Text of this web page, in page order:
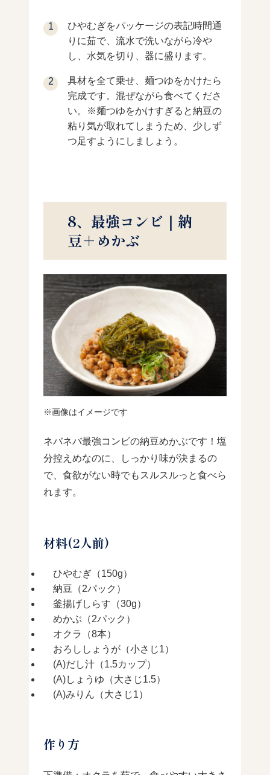
ひやむぎをパッケージの表記時間通
りに茹で、流水で洗いながら冷や
し、水気を切り、器に盛ります。
具材を全て乗せ、麺つゆをかけたら
完成です。混ぜながら食べてくださ
い。※麺つゆをかけすぎると納豆の
粘り気が取れてしまうため、少しず
つ足すようにしましょう。
8、最強コンビ｜納
豆＋めかぶ
※画像はイメージです
ネバネバ最強コンビの納豆めかぶです！塩
分控えめなのに、しっかり味が決まるの
で、食欲がない時でもスルスルっと食べら
れます。
材料(2人前)
ひやむぎ（150g）
納豆（2パック）
釜揚げしらす（30g）
めかぶ（2パック）
オクラ（8本）
おろししょうが（小さじ1）
(A)だし汁（1.5カップ）
(A)しょうゆ（大さじ1.5）
(A)みりん（大さじ1）
作り方